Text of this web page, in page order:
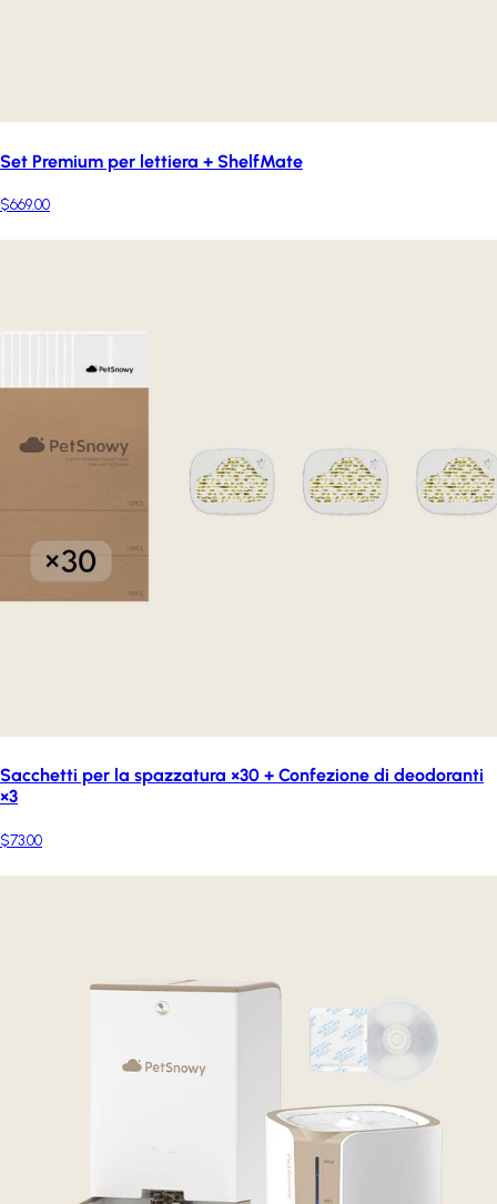
Set Premium per lettiera + ShelfMate
$669.00
Sacchetti per la spazzatura ×30 + Confezione di deodoranti
×3
$73.00